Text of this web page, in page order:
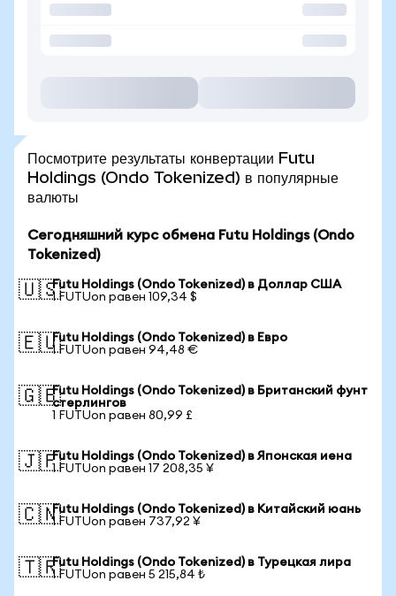
Посмотрите результаты конвертации Futu
Holdings (Ondo Tokenized) в популярные
валюты
Сегодняшний курс обмена Futu Holdings (Ondo
Tokenized)
🇺🇸Futu Holdings (Ondo Tokenized) в Доллар США
1 FUTUon равен 109,34 $
🇪🇺Futu Holdings (Ondo Tokenized) в Евро
1 FUTUon равен 94,48 €
🇬🇧Futu Holdings (Ondo Tokenized) в Британский фунт
стерлингов
1 FUTUon равен 80,99 £
🇯🇵Futu Holdings (Ondo Tokenized) в Японская иена
1 FUTUon равен 17 208,35 ¥
🇨🇳Futu Holdings (Ondo Tokenized) в Китайский юань
1 FUTUon равен 737,92 ¥
🇹🇷Futu Holdings (Ondo Tokenized) в Турецкая лира
1 FUTUon равен 5 215,84 ₺